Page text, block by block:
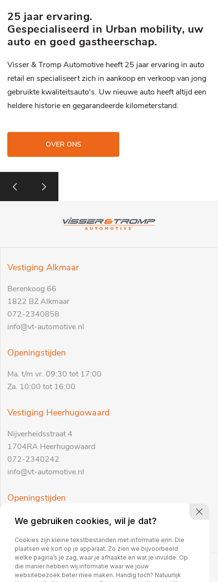
25 jaar ervaring.
Gespecialiseerd in Urban mobility, uw
auto en goed gastheerschap.
Visser & Tromp Automotive heeft 25 jaar ervaring in auto
retail en specialiseert zich in aankoop en verkoop van jong
gebruikte kwaliteitsauto's. Uw nieuwe auto heeft altijd een
heldere historie en gegarandeerde kilometerstand.
OVER ONS
Vestiging Alkmaar
Berenkoog 66
1822 BZ Alkmaar
072-2340858
info@vt-automotive.nl
Openingstijden
Ma. t/m vr. 09:30 tot 17:00
Za. 10:00 tot 16:00
Vestiging Heerhugowaard
Nijverheidsstraat 4
1704RA Heerhugowaard
072-2340242
info@vt-automotive.nl
Openingstijden
Ma. t/m vr. 09:30 tot 17:00
Copyright 2026
We gebruiken cookies, wil je dat?
Cookies zijn kleine tekstbestanden met informatie erin. Die
plaatsen we kort op je apparaat. Zo zien we bijvoorbeeld
welke pagina’s je zag, waar je afhaakte en wat je invulde. Op
die manier hebben wij informatie waar we jouw
websitebezoek beter mee maken. Handig toch? Natuurlijk